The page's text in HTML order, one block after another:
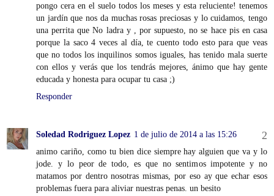
pongo cera en el suelo todos los meses y esta reluciente! tenemos
un jardín que nos da muchas rosas preciosas y lo cuidamos, tengo
una perrita que No ladra y , por supuesto, no se hace pis en casa
porque la saco 4 veces al día, te cuento todo esto para que veas
que no todos los inquilinos somos iguales, has tenido mala suerte
con ellos y verás que los tendrás mejores, ánimo que hay gente
educada y honesta para ocupar tu casa ;)
Responder
Soledad Rodriguez Lopez 1 de julio de 2014 a las 15:26
animo cariño, como tu bien dice siempre hay alguien que va y lo
jode. y lo peor de todo, es que no sentimos impotente y no
matamos por dentro nosotras mismas, por eso ay que echar esos
problemas fuera para aliviar nuestras penas. un besito